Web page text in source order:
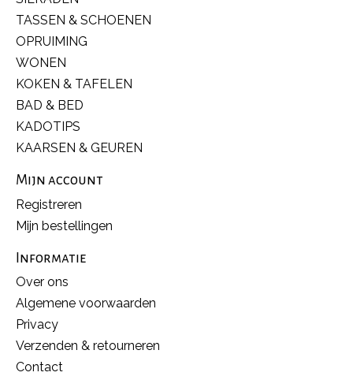
TASSEN & SCHOENEN
OPRUIMING
WONEN
KOKEN & TAFELEN
BAD & BED
KADOTIPS
KAARSEN & GEUREN
Mijn account
Registreren
Mijn bestellingen
Informatie
Over ons
Algemene voorwaarden
Privacy
Verzenden & retourneren
Contact